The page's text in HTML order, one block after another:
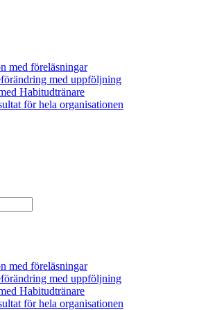
med föreläsningar
med uppföljning
Habitudtränare
för hela organisationen
med föreläsningar
med uppföljning
Habitudtränare
för hela organisationen